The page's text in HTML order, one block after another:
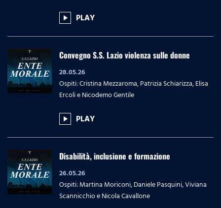
play_arrow PLAY
Convegno S.S. Lazio violenza sulle donne
28.05.26
Ospiti: Cristina Mezzaroma, Patrizia Schiarizza, Elisa
Ercoli e Nicodemo Gentile
play_arrow PLAY
Disabilità, inclusione e formazione
26.05.26
Ospiti: Martina Moriconi, Daniele Pasquini, Viviana
Scannicchio e Nicola Cavallone